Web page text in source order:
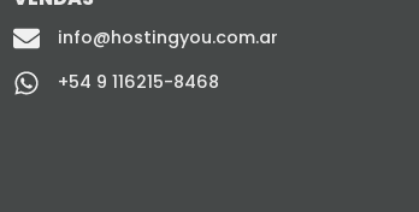
info@hostingyou.com.ar
+54 9 116215-8468